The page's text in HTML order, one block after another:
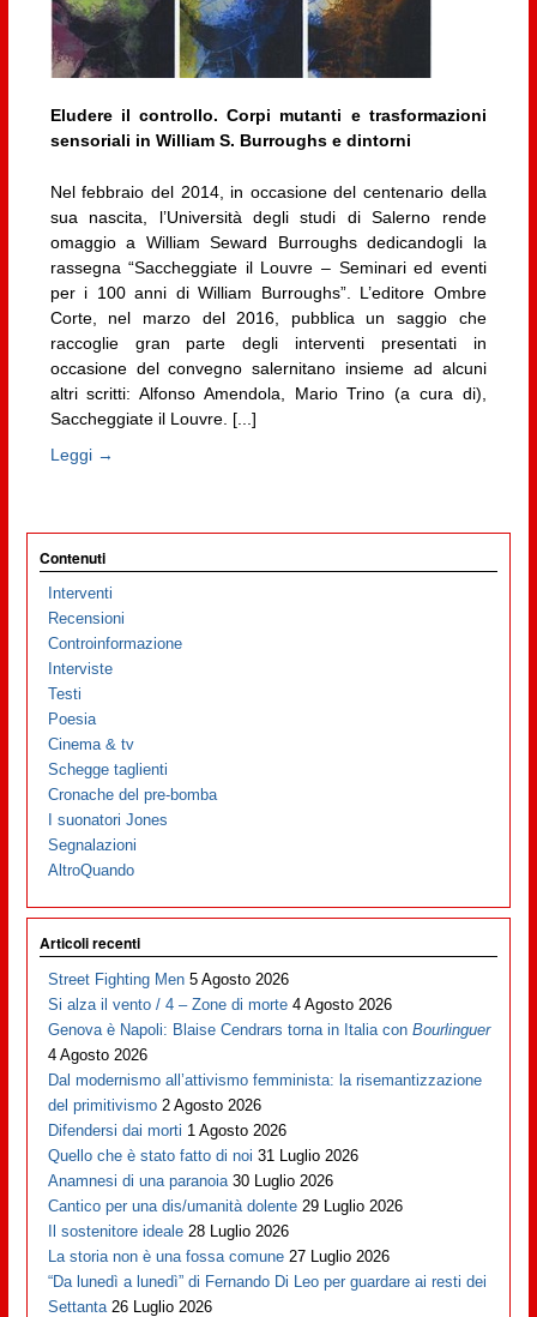
Eludere il controllo. Corpi mutanti e trasformazioni
sensoriali in William S. Burroughs e dintorni
Nel febbraio del 2014, in occasione del centenario della
sua nascita, l’Università degli studi di Salerno rende
omaggio a William Seward Burroughs dedicandogli la
rassegna “Saccheggiate il Louvre – Seminari ed eventi
per i 100 anni di William Burroughs”. L’editore Ombre
Corte, nel marzo del 2016, pubblica un saggio che
raccoglie gran parte degli interventi presentati in
occasione del convegno salernitano insieme ad alcuni
altri scritti: Alfonso Amendola, Mario Trino (a cura di),
Saccheggiate il Louvre. [...]
Leggi →
Contenuti
Interventi
Recensioni
Controinformazione
Interviste
Testi
Poesia
Cinema & tv
Schegge taglienti
Cronache del pre-bomba
I suonatori Jones
Segnalazioni
AltroQuando
Articoli recenti
Street Fighting Men 5 Agosto 2026
Si alza il vento / 4 – Zone di morte 4 Agosto 2026
Genova è Napoli: Blaise Cendrars torna in Italia conBourlinguer
4 Agosto 2026
Dal modernismo all’attivismo femminista: la risemantizzazione
del primitivismo 2 Agosto 2026
Difendersi dai morti 1 Agosto 2026
Quello che è stato fatto di noi 31 Luglio 2026
Anamnesi di una paranoia 30 Luglio 2026
Cantico per una dis/umanità dolente 29 Luglio 2026
Il sostenitore ideale 28 Luglio 2026
La storia non è una fossa comune 27 Luglio 2026
“Da lunedì a lunedì” di Fernando Di Leo per guardare ai resti dei
Settanta 26 Luglio 2026